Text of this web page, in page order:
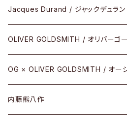
アパレル
その他
SHINBARI（CRAFTSMAN EDITION）
URUSHI（CRAFTSMAN EDITION）
REVIVAL EDITION
HEAVY EDITION
リサーチシリーズ
サブリメイションシリーズ
Jacques Durand / ジャックデュラン
OLIVER GOLDSMITH / オリバーゴー
メタル
セル
OG × OLIVER GOLDSMITH / オー
メタル
内藤熊八作